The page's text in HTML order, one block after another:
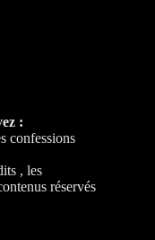
:
confessions
, les
réservés